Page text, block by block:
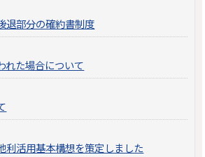
退部分の確約書制度
れた場合について
利活用基本構想を策定しました